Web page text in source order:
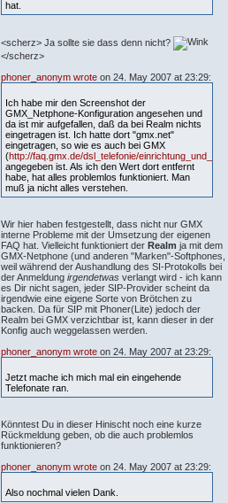
hat.
<scherz> Ja sollte sie dass denn nicht?
</scherz>
phoner_anonym wrote on 24. May 2007 at 23:29:
Ich habe mir den Screenshot der
GMX_Netphone-Konfiguration angesehen und
da ist mir aufgefallen, daß da bei Realm nichts
eingetragen ist. Ich hatte dort "gmx.net"
eingetragen, so wie es auch bei GMX
(http://faq.gmx.de/dsl_telefonie/
angegeben ist. Als ich den Wert dort entfernt
habe, hat alles problemlos funktioniert. Man
muß ja nicht alles verstehen.
Wir hier haben festgestellt, dass nicht nur GMX
interne Probleme mit der Umsetzung der eigenen
FAQ hat. Vielleicht funktioniert der Realm ja mit dem
GMX-Netphone (und anderen "Marken"-Softphones,
weil während der Aushandlung des SI-Protokolls bei
der Anmeldung irgendetwas verlangt wird - ich kann
es Dir nicht sagen, jeder SIP-Provider scheint da
irgendwie eine eigene Sorte von Brötchen zu
backen. Da für SIP mit Phoner(Lite) jedoch der
Realm bei GMX verzichtbar ist, kann dieser in der
Konfig auch weggelassen werden.
phoner_anonym wrote on 24. May 2007 at 23:29:
Jetzt mache ich mich mal ein eingehende
Telefonate ran.
Könntest Du in dieser Hinischt noch eine kurze
Rückmeldung geben, ob die auch problemlos
funktionieren?
phoner_anonym wrote on 24. May 2007 at 23:29:
Also nochmal vielen Dank.